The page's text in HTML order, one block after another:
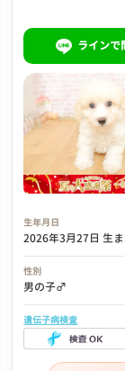
ラインで
生年月日
2026年3月27日 生
性別
男の子♂
遺伝子病検査